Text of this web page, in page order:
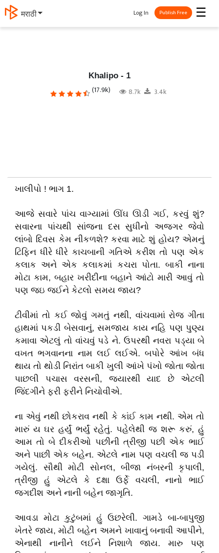
मराठी ☰
Log In Publish Free
Khalipo - 1
(17.9k) 8.7k 3.4k
ખાલીપો ! ભાગ 1.
આજે સવારે પાંચ વાગ્યામાં ઊંઘ ઊડી ગઈ, કરવું શું?
સવારના પાંચથી સાંજના દસ સુધીનો અજગર જેવો
લાંબો દિવસ કેમ નીકળશે? કરવા માટે શું હોય? એમનું
ટિફિન ધીરે ધીરે કાચબાની ગતિએ કરીશ તો પણ એક
કલાક અને એક કલાકમાં કચરા પોતા. બાકી નાના
મોટા કામ, બહાર ખરીદીના બહાને આંટો મારી આવું તો
પણ જઇ જઈને કેટલો સમય જાય?
ટીવીમાં તો કઈ જોવું ગમતું નથી, વાંચવામાં રોજ ગીતા
હાથમાં પકડી બેસવાનું, સમજાય કાય નહિ પણ પુણ્ય
કમાવા એટલું તો વાંચવું પડે ને. ઉપરથી નવરા પડ્યા બે
વખત ભગવાનના નામ લઈ લઈએ. બપોરે આંખ બંધ
થાય તો થોડી નિરાંત બાકી ખુલી આંખે પંખો જોતા જોતા
પાછલી પચાસ વરસની, જ્યારથી યાદ છે એટલી
જિંદગીને ફરી ફરીને નિચોવીએ.
ના એવું નથી છોકરાવ નથી કે કાંઈ કામ નથી. એમ તો
મારું ય ઘર હર્યું ભર્યું રહેતું. પહેલેથી જ શરૂ કરું, હું
આમ તો બે દીકરીઓ પછીની ત્રીજી પછી એક ભાઈ
અને પાછી એક બહેન. એટલે નામ પણ વચલી જ પડી
ગયેલું. સૌથી મોટી સોનલ, બીજા નંબરની કૃપાલી,
ત્રીજી હું એટલે કે દક્ષા ઉર્ફે વચલી, નાનો ભાઈ
જગદીશ અને નાની બહેન જાગૃતિ.
આવડા મોટા કુટુંબમાં હું ઉછરેલી. ગામડે બા-બાપુજી
ખેતરે જાય, મોટી બહેન અમને ખાવાનું બનાવી આપીને,
એનાથી નાનીને લઈને નિશાળે જાય. મારુ પણ